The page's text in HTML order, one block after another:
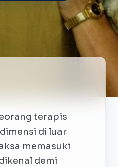
terapis
di luar
memasuki
demi